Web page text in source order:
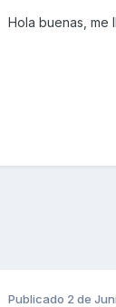
Hola buenas, me
Publicado 2 de